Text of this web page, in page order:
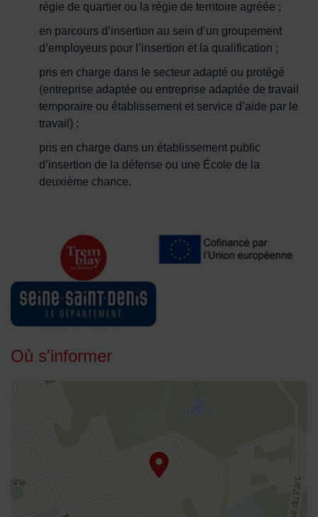
régie de quartier ou la régie de territoire agréée ;
en parcours d’insertion au sein d’un groupement
d’employeurs pour l’insertion et la qualification ;
pris en charge dans le secteur adapté ou protégé
(entreprise adaptée ou entreprise adaptée de travail
temporaire ou établissement et service d’aide par le
travail) ;
pris en charge dans un établissement public
d’insertion de la défense ou une École de la
deuxième chance.
Où s'informer
48.951202,2.570753